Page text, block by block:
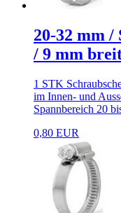
20-32 mm /
/ 9 mm
1 STK
im Innen- und
Spannbereich 20
0,80 EUR